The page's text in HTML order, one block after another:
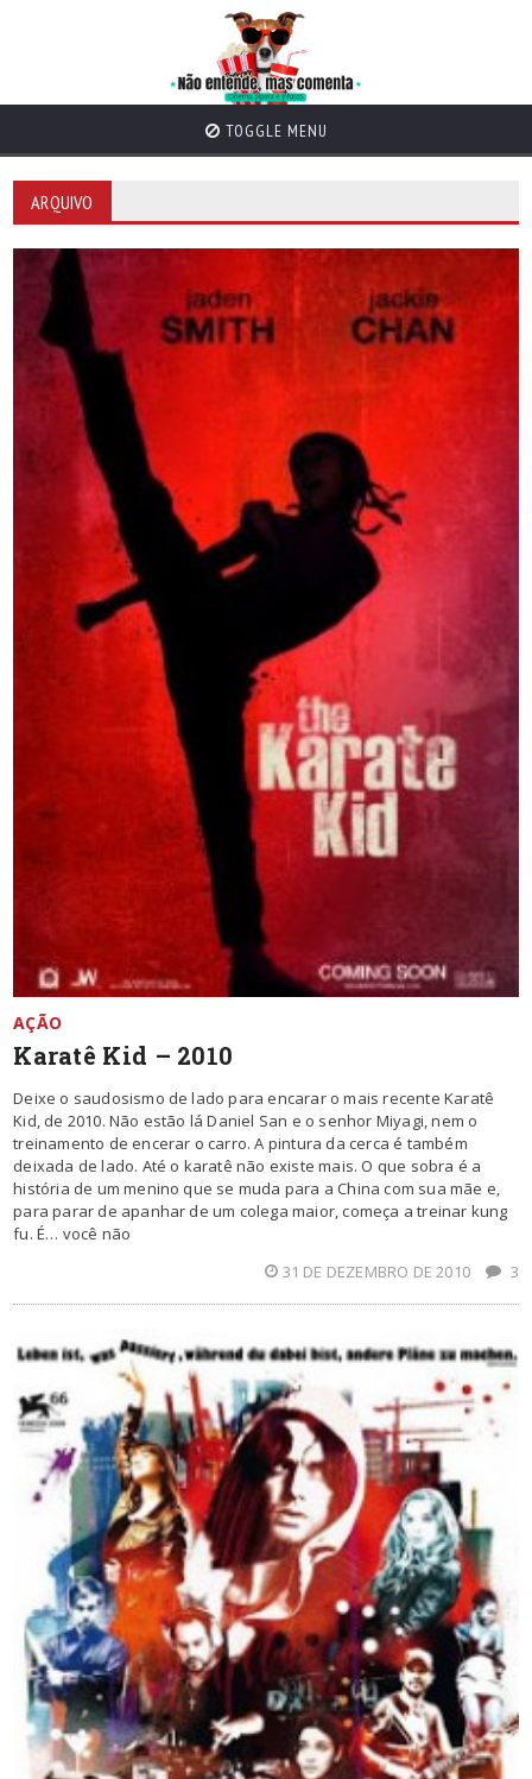
TOGGLE MENU
ARQUIVO
AÇÃO
Karatê Kid – 2010
Deixe o saudosismo de lado para encarar o mais recente Karatê
Kid, de 2010. Não estão lá Daniel San e o senhor Miyagi, nem o
treinamento de encerar o carro. A pintura da cerca é também
deixada de lado. Até o karatê não existe mais. O que sobra é a
história de um menino que se muda para a China com sua mãe e,
para parar de apanhar de um colega maior, começa a treinar kung
fu. É… você não
31 DE DEZEMBRO DE 2010
3